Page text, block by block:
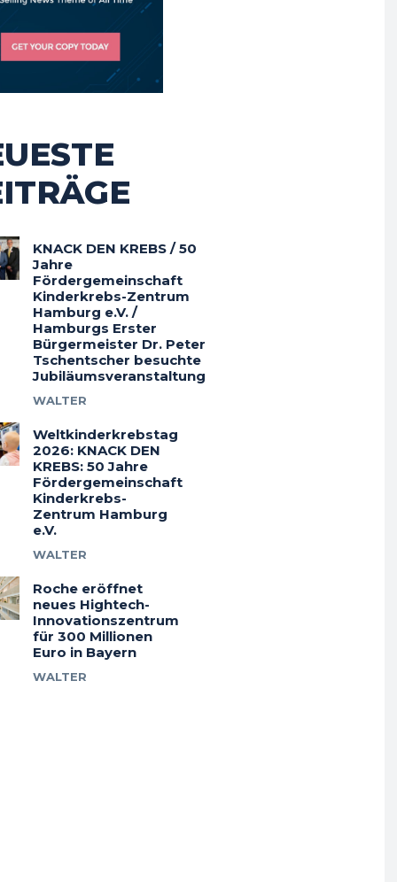
KNACK DEN KREBS / 50
Jahre
Fördergemeinschaft
Kinderkrebs-Zentrum
Hamburg e.V. /
Hamburgs Erster
Bürgermeister Dr. Peter
Tschentscher besuchte
Jubiläumsveranstaltung
WALTER
Weltkinderkrebstag
2026: KNACK DEN
KREBS: 50 Jahre
Fördergemeinschaft
Kinderkrebs-
Zentrum Hamburg
e.V.
WALTER
Roche eröffnet
neues Hightech-
Innovationszentrum
für 300 Millionen
Euro in Bayern
WALTER